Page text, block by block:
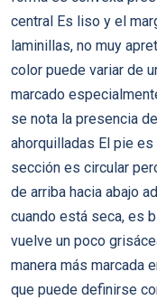
central Es liso y el
laminillas, no muy
color puede variar de
marcado
se nota la presencia
ahorquilladas El pie
sección es circular
de arriba hacia abajo
cuando está seca, es
vuelve un poco
manera más marcada
que puede definirse